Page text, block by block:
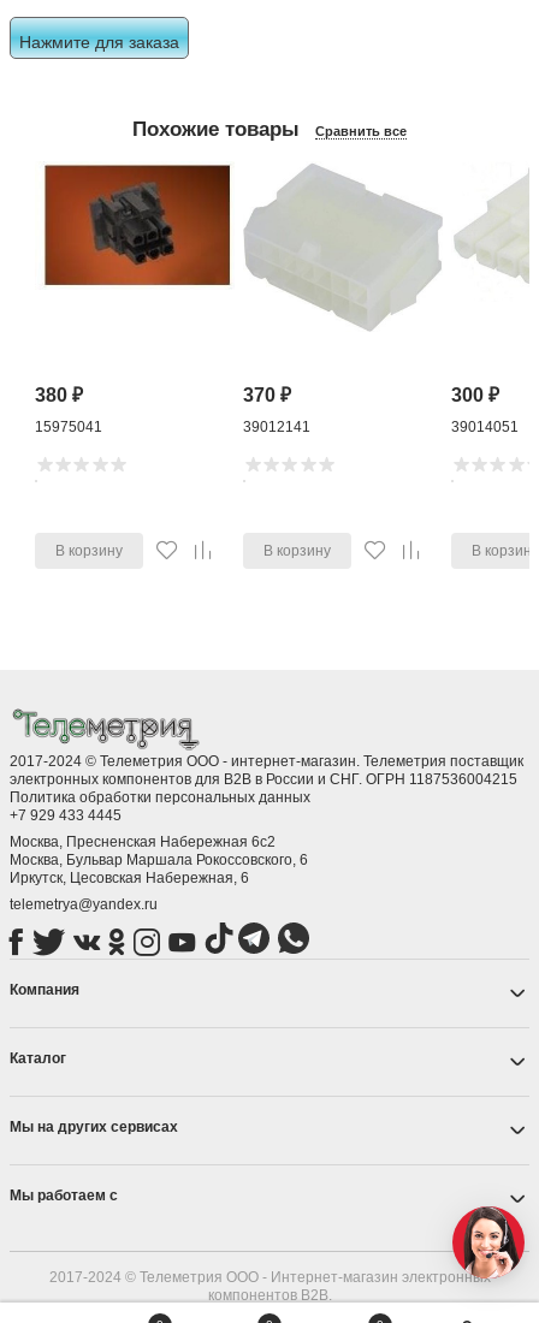
Нажмите для заказа
Похожие товары Сравнить все
380₽
15975041
В корзину
370₽
39012141
В корзину
300₽
39014051
В корзину
2017-2024 © Телеметрия ООО - интернет-магазин. Телеметрия поставщик
электронных компонентов для B2B в России и СНГ. ОГРН 1187536004215
Политика обработки персональных данных
+7 929 433 4445
Москва, Пресненская Набережная 6с2
Москва, ​Бульвар Маршала Рокоссовского, 6
Иркутск, ​Цесовская Набережная, 6
telemetrya@yandex.ru
Компания
Каталог
Мы на других сервисах
Мы работаем с
2017-2024 © Телеметрия ООО - Интернет-магазин электронных
компонентов B2B.
ОГРН 1187536004215